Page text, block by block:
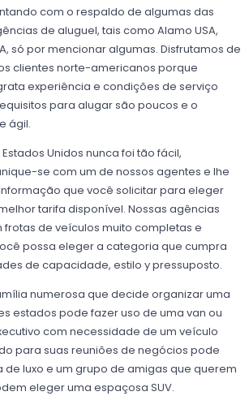
com o respaldo de algumas das
de aluguel, tais como Alamo USA,
só por mencionar algumas. Disfrutamos de
clientes norte-americanos porque
experiência e condições de serviço
para alugar são poucos e o
ágil.
Unidos nunca foi tão fácil,
se com um de nossos agentes e lhe
que você solicitar para eleger
tarifa disponível. Nossas agências
de veículos muito completas e
possa eleger a categoria que cumpra
de capacidade, estilo y pressuposto.
numerosa que decide organizar uma
estados pode fazer uso de uma van ou
com necessidade de um veículo
para suas reuniões de negócios pode
luxo e um grupo de amigas que querem
eleger uma espaçosa SUV.